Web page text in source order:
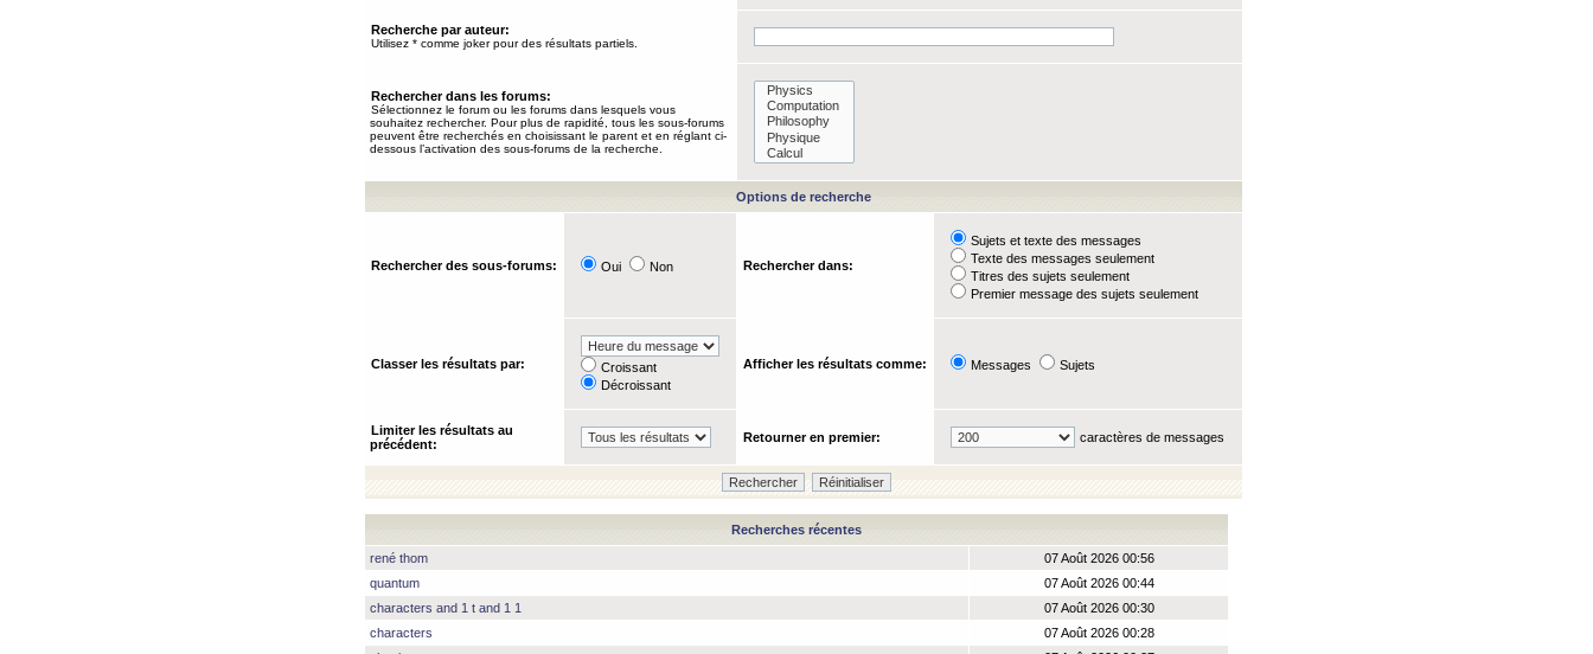
Recherche par auteur:
Utilisez * comme joker pour des résultats partiels.
Rechercher dans les forums:
Sélectionnez le forum ou les forums dans lesquels vous
souhaitez rechercher. Pour plus de rapidité, tous les sous-forums
peuvent être recherchés en choisissant le parent et en réglant ci-
dessous l’activation des sous-forums de la recherche.
Options de recherche
Rechercher des sous-forums: Oui Non Rechercher dans:
Sujets et texte des messages
Texte des messages seulement
Titres des sujets seulement
Premier message des sujets seulement
Classer les résultats par:
Croissant
Décroissant
Afficher les résultats comme: Messages Sujets
Limiter les résultats au
précédent:
Retourner en premier: caractères de messages
Recherches récentes
rené thom
07 Août 2026 00:56
quantum
07 Août 2026 00:44
characters and 1 t and 1 1
07 Août 2026 00:30
characters
07 Août 2026 00:28